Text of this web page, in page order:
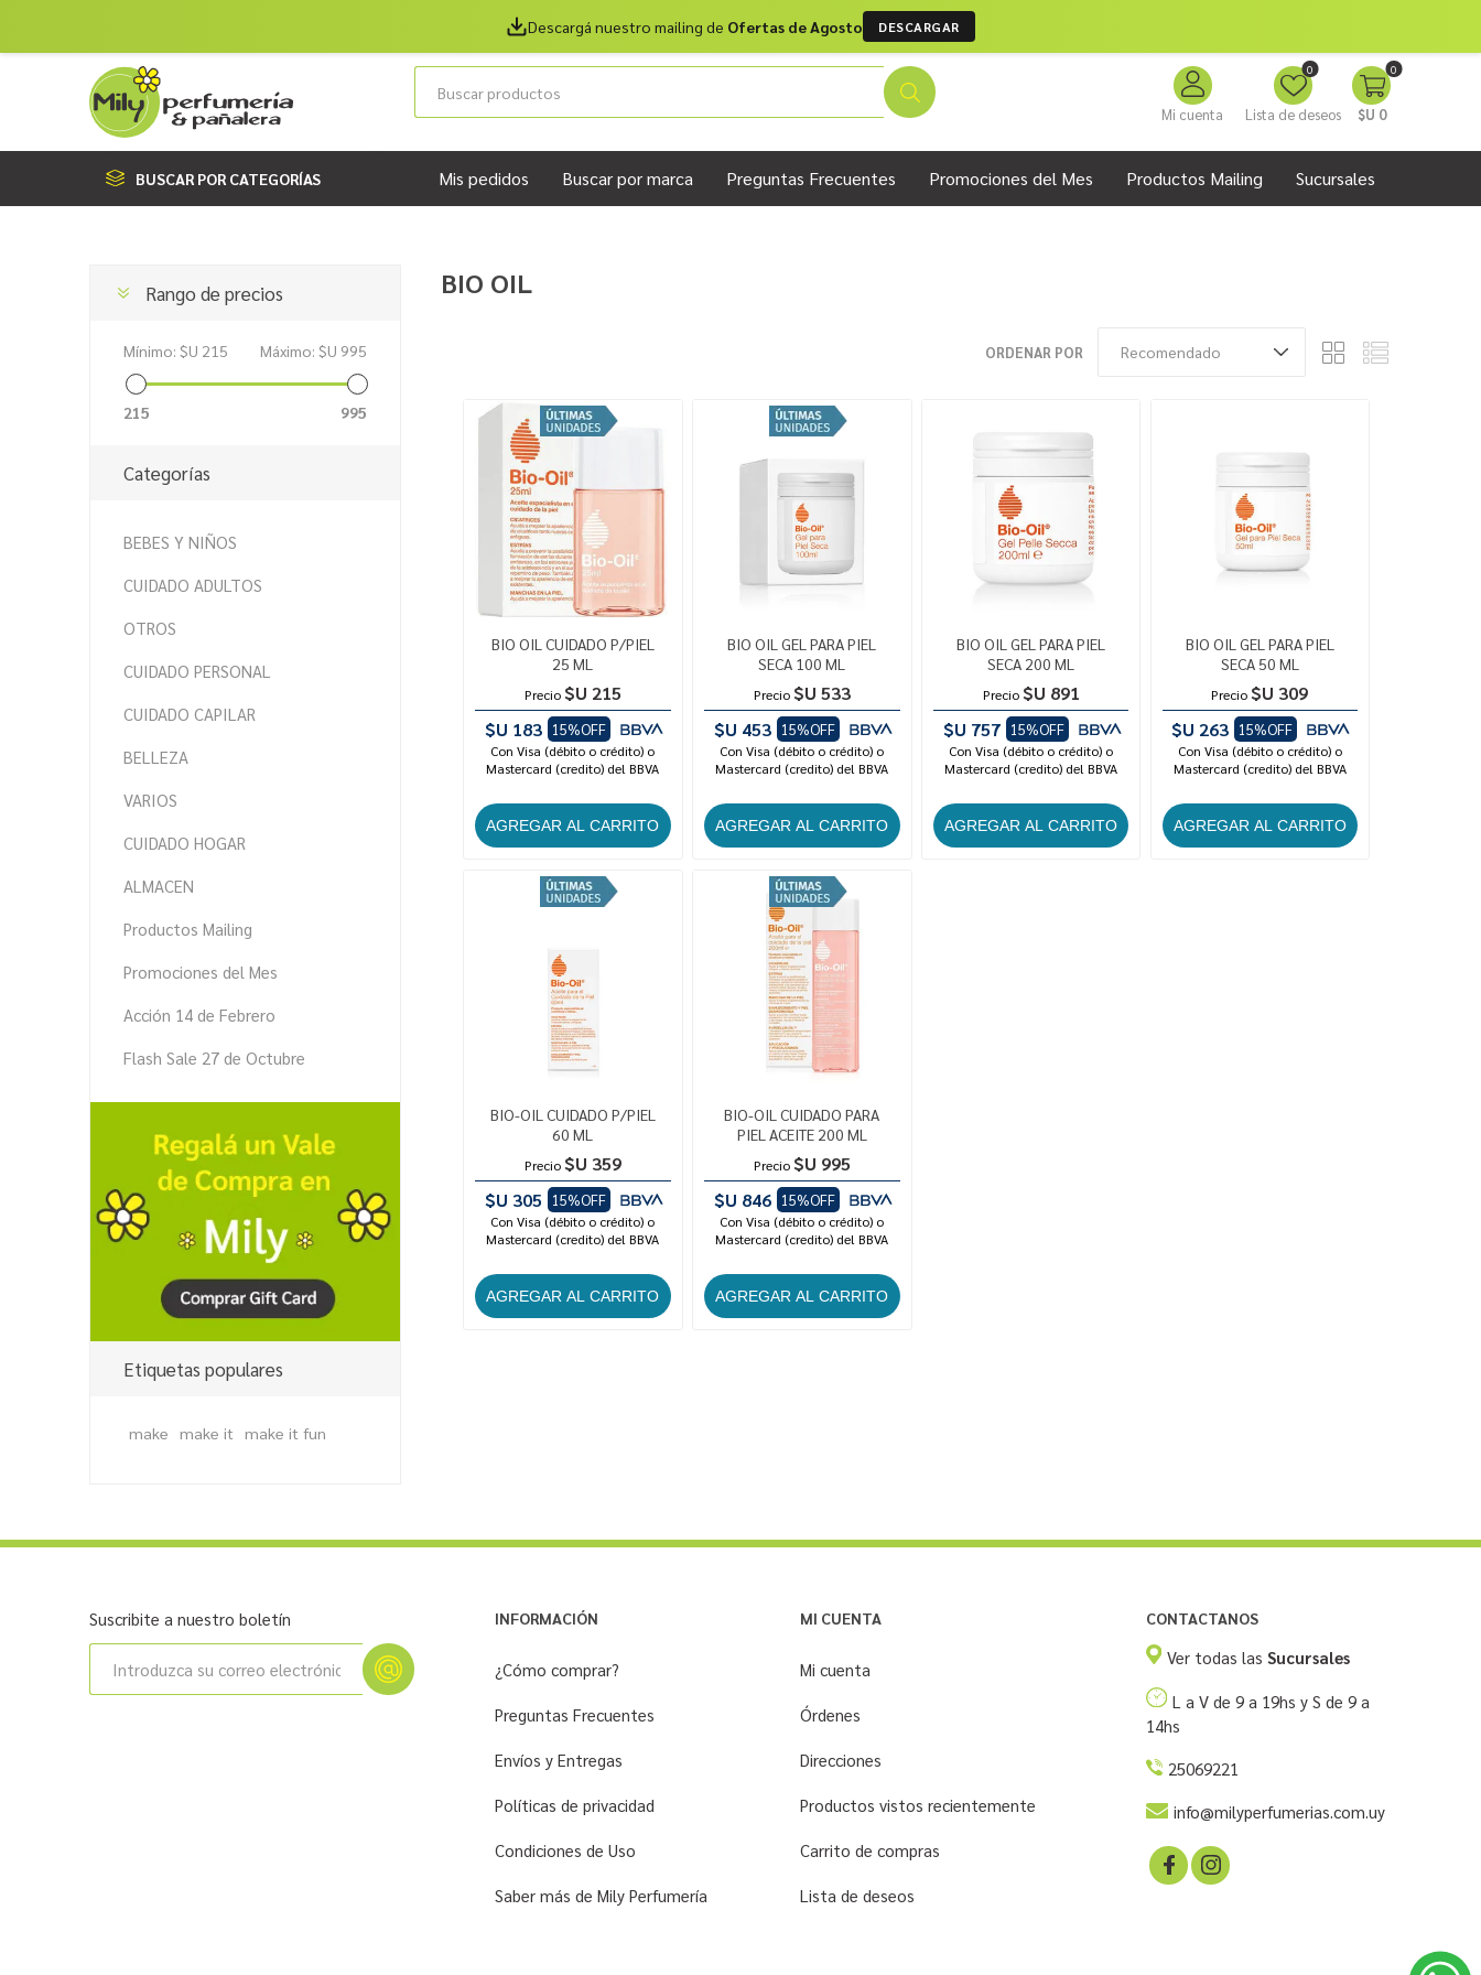
Descargá nuestro mailing de Ofertas de Agosto DESCARGAR
Mi cuenta Lista de deseos
0 0
$U 0
BUSCAR POR CATEGORÍAS Mis pedidos Buscar por marca Preguntas Frecuentes Promociones del Mes Productos Mailing Sucursales
BIO OIL
ORDENAR POR
BIO OIL CUIDADO P/PIEL
25 ML
Precio $U 215
$U 183
15%OFF
Con Visa (débito o crédito) o
Mastercard (credito) del BBVA
BIO OIL GEL PARA PIEL
SECA 100 ML
Precio $U 533
$U 453
15%OFF
Con Visa (débito o crédito) o
Mastercard (credito) del BBVA
BIO OIL GEL PARA PIEL
SECA 200 ML
Precio $U 891
$U 757
15%OFF
Con Visa (débito o crédito) o
Mastercard (credito) del BBVA
BIO OIL GEL PARA PIEL
SECA 50 ML
Precio $U 309
$U 263 15%OFF
Con Visa (débito o crédito) o
Mastercard (credito) del BBVA
BIO-OIL CUIDADO P/PIEL
60 ML
Precio $U 359
$U 305
15%OFF
Con Visa (débito o crédito) o
Mastercard (credito) del BBVA
BIO-OIL CUIDADO PARA
PIEL ACEITE 200 ML
Precio $U 995
$U 846
15%OFF
Con Visa (débito o crédito) o
Mastercard (credito) del BBVA
Rango de precios
Mínimo: $U 215 Máximo: $U 995
215 995
Categorías
BEBES Y NIÑOS
CUIDADO ADULTOS
OTROS
CUIDADO PERSONAL
CUIDADO CAPILAR
BELLEZA
VARIOS
CUIDADO HOGAR
ALMACEN
Productos Mailing
Promociones del Mes
Acción 14 de Febrero
Flash Sale 27 de Octubre
Etiquetas populares
make make it make it fun
Suscribite a nuestro boletín INFORMACIÓN
¿Cómo comprar?
Preguntas Frecuentes
Envíos y Entregas
Políticas de privacidad
Condiciones de Uso
Saber más de Mily Perfumería
MI CUENTA
Mi cuenta
Órdenes
Direcciones
Productos vistos recientemente
Carrito de compras
Lista de deseos
CONTACTANOS
Ver todas las Sucursales
L a V de 9 a 19hs y S de 9 a
14hs
25069221
info@milyperfumerias.com.uy